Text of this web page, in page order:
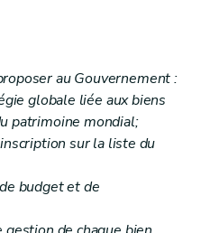
322
3 (...)
première
2 (...)
3 (...)
au Gouvernement :
globale liée aux biens
patrimoine mondial;
sur la liste du
budget et de